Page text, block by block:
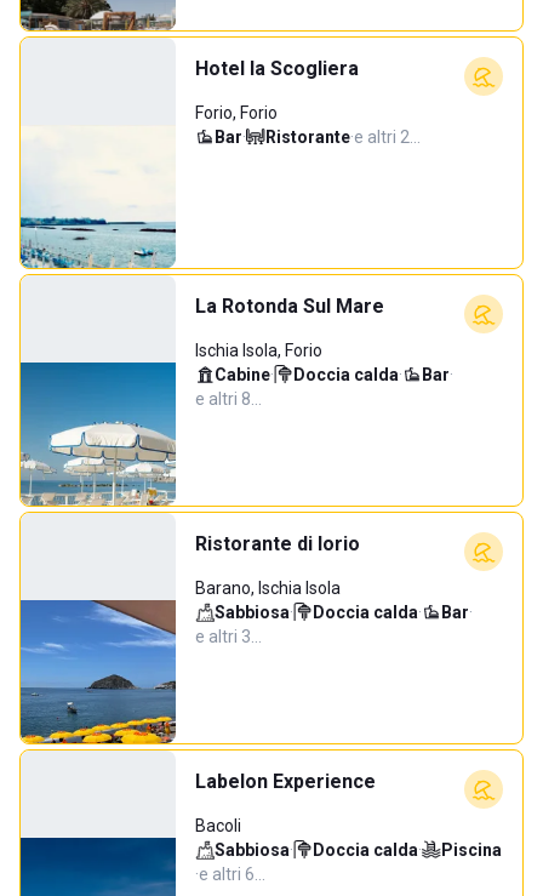
Hotel la Scogliera
Forio, Forio
Bar· Ristorante·e altri 2…
La Rotonda Sul Mare
Ischia Isola, Forio
Cabine· Doccia calda· Bar·
e altri 8…
Ristorante di Iorio
Barano, Ischia Isola
Sabbiosa· Doccia calda· Bar·
e altri 3…
Labelon Experience
Bacoli
Sabbiosa· Doccia calda·
Piscina
·e altri 6…